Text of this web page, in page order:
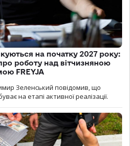
на початку 2027 року:
роботу над вітчизняною
FREYJA
Зеленський повідомив, що
на етапі активної реалізації.